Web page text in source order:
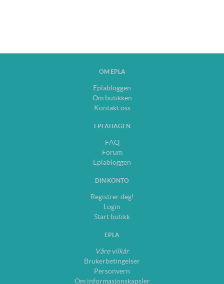
OM EPLA
Eplabloggen
Om butikken
Kontakt oss
EPLAHAGEN
FAQ
Forum
Eplabloggen
DIN KONTO
Registrer deg!
Login
Start butikk
EPLA
Våre vilkår
Brukerbetingelser
Personvern
Om informasjonskapsler